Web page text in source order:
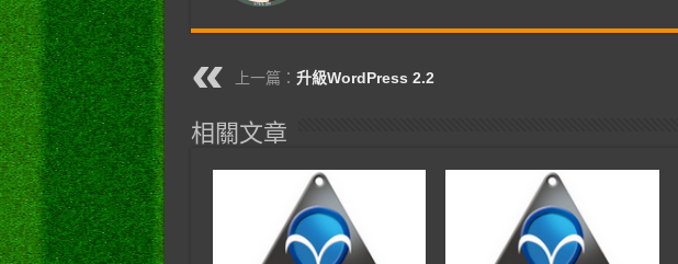
上一篇： 升級WordPress 2.2
相關文章